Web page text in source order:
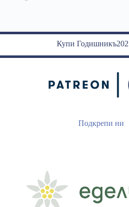
Купи
Подкрепи ни